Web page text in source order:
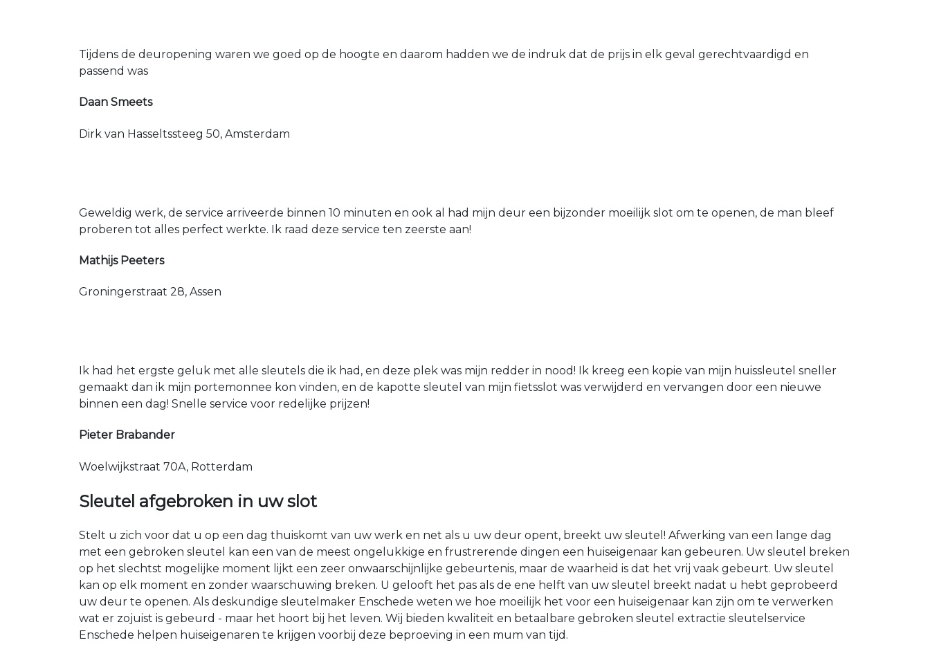
Tijdens de deuropening waren we goed op de hoogte en daarom hadden we de indruk dat de prijs in elk geval gerechtvaardigd en
passend was
Daan Smeets
Dirk van Hasseltssteeg 50, Amsterdam
Geweldig werk, de service arriveerde binnen 10 minuten en ook al had mijn deur een bijzonder moeilijk slot om te openen, de man bleef
proberen tot alles perfect werkte. Ik raad deze service ten zeerste aan!
Mathijs Peeters
Groningerstraat 28, Assen
Ik had het ergste geluk met alle sleutels die ik had, en deze plek was mijn redder in nood! Ik kreeg een kopie van mijn huissleutel sneller
gemaakt dan ik mijn portemonnee kon vinden, en de kapotte sleutel van mijn fietsslot was verwijderd en vervangen door een nieuwe
binnen een dag! Snelle service voor redelijke prijzen!
Pieter Brabander
Woelwijkstraat 70A, Rotterdam
Sleutel afgebroken in uw slot
Stelt u zich voor dat u op een dag thuiskomt van uw werk en net als u uw deur opent, breekt uw sleutel! Afwerking van een lange dag
met een gebroken sleutel kan een van de meest ongelukkige en frustrerende dingen een huiseigenaar kan gebeuren. Uw sleutel breken
op het slechtst mogelijke moment lijkt een zeer onwaarschijnlijke gebeurtenis, maar de waarheid is dat het vrij vaak gebeurt. Uw sleutel
kan op elk moment en zonder waarschuwing breken. U gelooft het pas als de ene helft van uw sleutel breekt nadat u hebt geprobeerd
uw deur te openen. Als deskundige sleutelmaker Enschede weten we hoe moeilijk het voor een huiseigenaar kan zijn om te verwerken
wat er zojuist is gebeurd - maar het hoort bij het leven. Wij bieden kwaliteit en betaalbare gebroken sleutel extractie sleutelservice
Enschede helpen huiseigenaren te krijgen voorbij deze beproeving in een mum van tijd.